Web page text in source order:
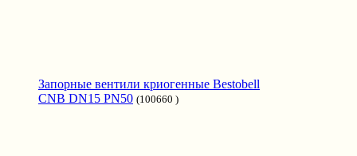
Запорные вентили криогенные Bestobell
CNB DN15 PN50 (100660 )